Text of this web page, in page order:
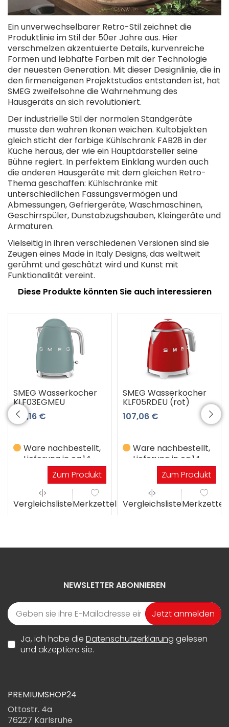
Ein unverwechselbarer Retro-Stil zeichnet die
Produktlinie im Stil der 50er Jahre aus. Hier
verschmelzen akzentuierte Details, kurvenreiche
Formen und lebhafte Farben mit der Technologie
der neuesten Generation. Mit dieser Designlinie, die in
den firmeneigenen Projektstudios entstanden ist, hat
SMEG zweifelsohne die Wahrnehmung des
Hausgeräts an sich revolutioniert.
Der industrielle Stil der normalen Standgeräte
musste den wahren Ikonen weichen. Kultobjekten
gleich sticht der farbige Kühlschrank FAB28 in der
Küche heraus, der wie ein Hauptdarsteller seine
Bühne regiert. In perfektem Einklang wurden auch
die anderen Hausgeräte mit dem gleichen Retro-
Thema geschaffen: Kühlschränke mit
unterschiedlichen Fassungsvermögen und
Abmessungen, Gefriergeräte, Waschmaschinen,
Geschirrspüler, Dunstabzugshauben, Kleingeräte und
Armaturen.
Vielseitig in ihren verschiedenen Versionen sind sie
Zeugen eines Made in Italy Designs, das weltweit
gerühmt und geschätzt wird und Kunst mit
Funktionalität vereint.
Diese Produkte könnten Sie auch interessieren
SMEG Wasserkocher
KLF03EGMEU
165,16 €
Ware nachbestellt,
Lieferung in ca.14
WerktagenZum Produkt
VergleichslisteMerkzettel
SMEG Wasserkocher
KLF05RDEU (rot)
107,06 €
Ware nachbestellt,
Lieferung in ca.14
WerktagenZum Produkt
VergleichslisteMerkzettel
NEWSLETTER ABONNIEREN
Jetzt anmelden
Ja, ich habe die Datenschutzerklärung gelesen
und akzeptiere sie.
PREMIUMSHOP24
Ottostr. 4a
76227 Karlsruhe